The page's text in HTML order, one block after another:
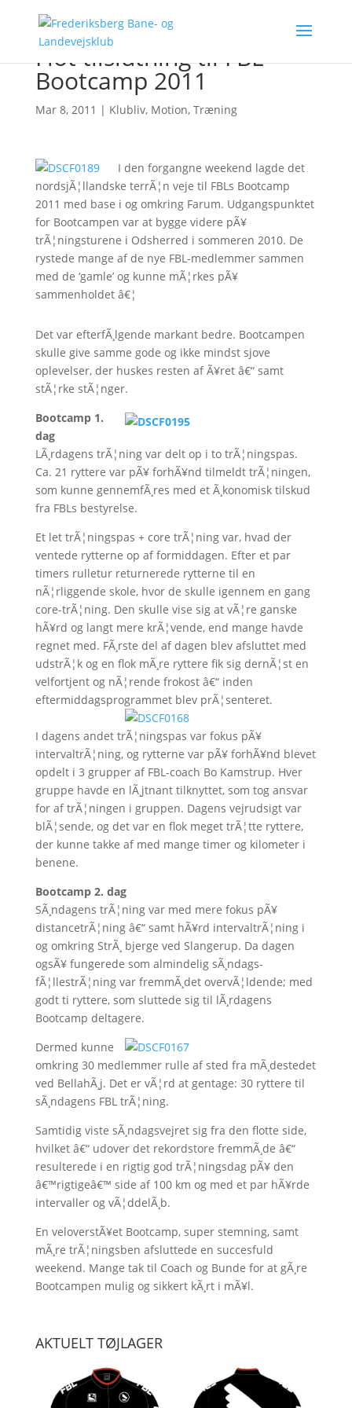
Flot tilslutning til FBL
Bootcamp 2011
Mar 8, 2011 | Klubliv, Motion, Træning
I den forgangne weekend lagde det
nordsjÃ¦llandske terrÃ¦n veje til FBLs Bootcamp
2011 med base i og omkring Farum. Udgangspunktet
for Bootcampen var at bygge videre pÃ¥
trÃ¦ningsturene i Odsherred i sommeren 2010. De
rystede mange af de nye FBL-medlemmer sammen
med de ‘gamle’ og kunne mÃ¦rkes pÃ¥
sammenholdet â€¦
Det var efterfÃ¸lgende markant bedre. Bootcampen
skulle give samme gode og ikke mindst sjove
oplevelser, der huskes resten af Ã¥ret â€“ samt
stÃ¦rke stÃ¦nger.
Bootcamp 1.
dag
LÃ¸rdagens trÃ¦ning var delt op i to trÃ¦ningspas.
Ca. 21 ryttere var pÃ¥ forhÃ¥nd tilmeldt trÃ¦ningen,
som kunne gennemfÃ¸res med et Ã¸konomisk tilskud
fra FBLs bestyrelse.
Et let trÃ¦ningspas + core trÃ¦ning var, hvad der
ventede rytterne op af formiddagen. Efter et par
timers rulletur returnerede rytterne til en
nÃ¦rliggende skole, hvor de skulle igennem en gang
core-trÃ¦ning. Den skulle vise sig at vÃ¦re ganske
hÃ¥rd og langt mere krÃ¦vende, end mange havde
regnet med. FÃ¸rste del af dagen blev afsluttet med
udstrÃ¦k og en flok mÃ¸re ryttere fik sig dernÃ¦st en
velfortjent og nÃ¦rende frokost â€“ inden
eftermiddagsprogrammet blev prÃ¦senteret.
I dagens andet trÃ¦ningspas var fokus pÃ¥
intervaltrÃ¦ning, og rytterne var pÃ¥ forhÃ¥nd blevet
opdelt i 3 grupper af FBL-coach Bo Kamstrup. Hver
gruppe havde en lÃ¸jtnant tilknyttet, som tog ansvar
for af trÃ¦ningen i gruppen. Dagens vejrudsigt var
blÃ¦sende, og det var en flok meget trÃ¦tte ryttere,
der kunne takke af med mange timer og kilometer i
benene.
Bootcamp 2. dag
SÃ¸ndagens trÃ¦ning var med mere fokus pÃ¥
distancetrÃ¦ning â€“ samt hÃ¥rd intervaltrÃ¦ning i
og omkring StrÃ¸ bjerge ved Slangerup. Da dagen
ogsÃ¥ fungerede som almindelig sÃ¸ndags-
fÃ¦llestrÃ¦ning var fremmÃ¸det overvÃ¦ldende; med
godt ti ryttere, som sluttede sig til lÃ¸rdagens
Bootcamp deltagere.
Dermed kunne
omkring 30 medlemmer rulle af sted fra mÃ¸destedet
ved BellahÃ¸j. Det er vÃ¦rd at gentage: 30 ryttere til
sÃ¸ndagens FBL trÃ¦ning.
Samtidig viste sÃ¸ndagsvejret sig fra den flotte side,
hvilket â€“ udover det rekordstore fremmÃ¸de â€“
resulterede i en rigtig god trÃ¦ningsdag pÃ¥ den
â€™rigtigeâ€™ side af 100 km og med et par hÃ¥rde
intervaller og vÃ¦ddelÃ¸b.
En veloverstÃ¥et Bootcamp, super stemning, samt
mÃ¸re trÃ¦ningsben afsluttede en succesfuld
weekend. Mange tak til Coach og Bunde for at gÃ¸re
Bootcampen mulig og sikkert kÃ¸rt i mÃ¥l.
AKTUELT TØJLAGER